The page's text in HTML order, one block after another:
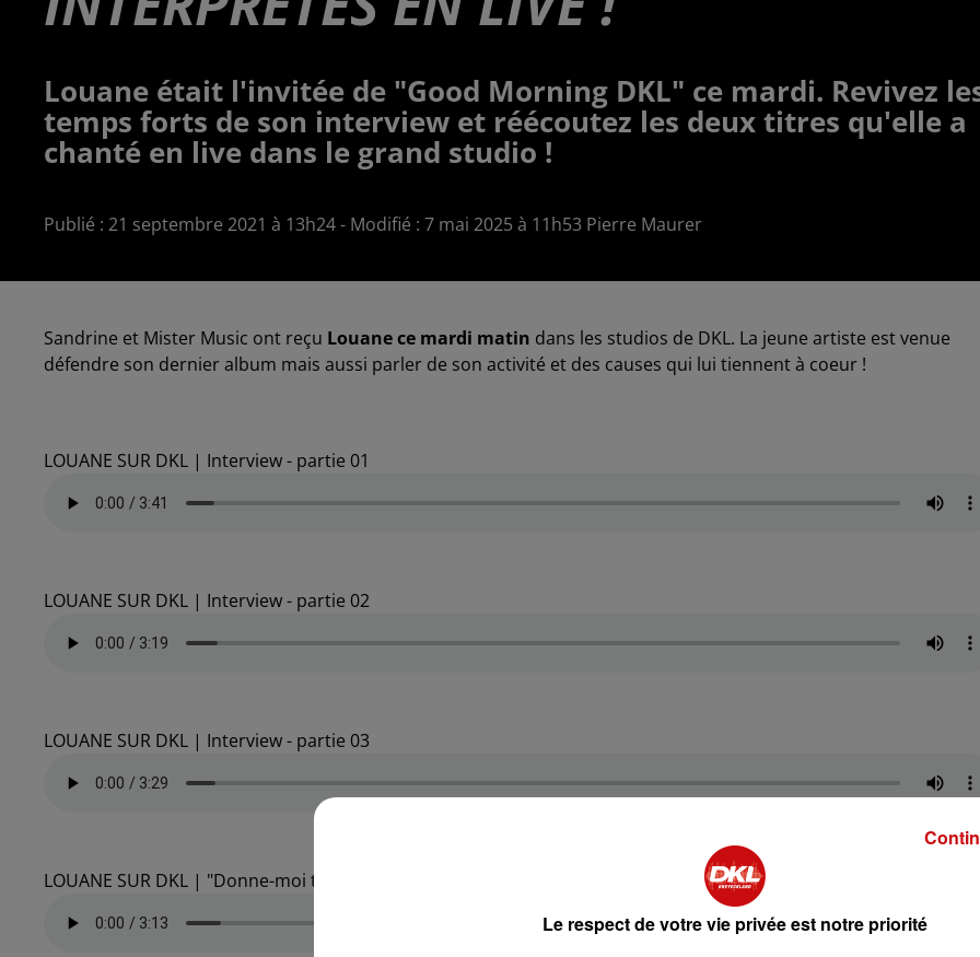
Louane était l'invitée de "Good Morning DKL" ce mardi. Revivez
temps forts de son interview et réécoutez les deux titres qu'elle a
chanté en live dans le grand studio !
Publié : 21 septembre 2021 à 13h24 - Modifié : 7 mai 2025 à 11h53 Pierre Maurer
Sandrine et Mister Music ont reçu Louane ce mardi matin dans les studios de DKL. La jeune artiste est venue
défendre son dernier album mais aussi parler de son activité et des causes qui lui tiennent à coeur !
LOUANE SUR DKL | Interview - partie 01
LOUANE SUR DKL | Interview - partie 02
LOUANE SUR DKL | Interview - partie 03
LOUANE SUR DKL | "Donne-moi ton coeur" en live sur DKL
Le respect de votre vie privée est notre priorité